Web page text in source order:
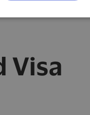
Visa